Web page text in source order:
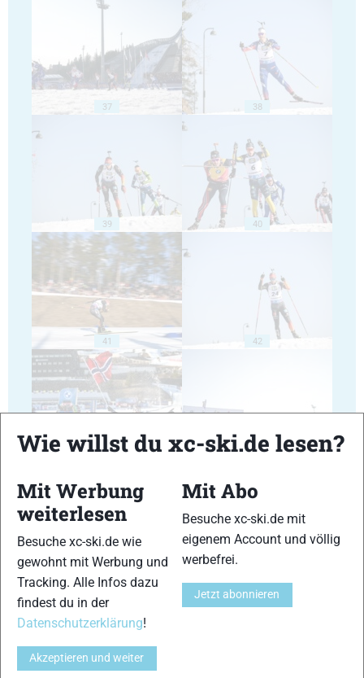
37 38
39 40
41 42
45
Wie willst du xc-ski.de lesen?
Mit Werbung
weiterlesen
Besuche xc-ski.de wie
gewohnt mit Werbung und
Tracking. Alle Infos dazu
findest du in der
Datenschutzerklärung!
Akzeptieren und weiter
Mit Abo
Besuche xc-ski.de mit
eigenem Account und völlig
werbefrei.
Jetzt abonnieren